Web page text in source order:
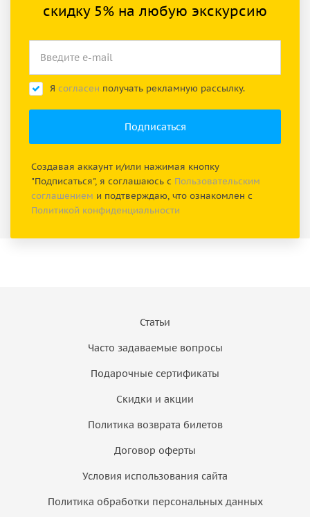
скидку 5% на любую экскурсию
Я согласен получать рекламную рассылку.
Создавая аккаунт и/или нажимая кнопку
"Подписаться", я соглашаюсь с Пользовательским
соглашением и подтверждаю, что ознакомлен с
Политикой конфиденциальности
Статьи
Часто задаваемые вопросы
Подарочные сертификаты
Скидки и акции
Политика возврата билетов
Договор оферты
Условия использования сайта
Политика обработки персональных данных